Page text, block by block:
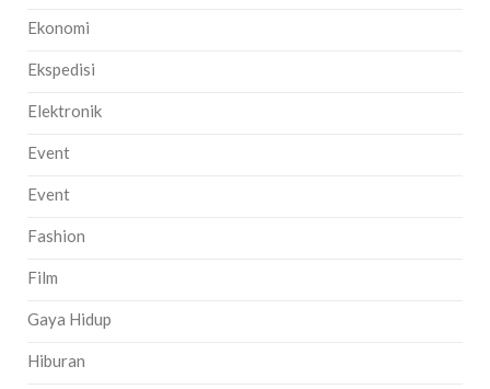
Ekonomi
Ekspedisi
Elektronik
Event
Event
Fashion
Film
Gaya Hidup
Hiburan